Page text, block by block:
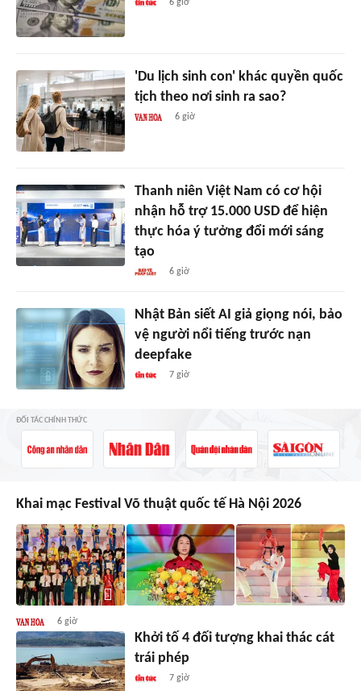
6 giờ
'Du lịch sinh con' khác quyền quốc
tịch theo nơi sinh ra sao?
6 giờ
Thanh niên Việt Nam có cơ hội
nhận hỗ trợ 15.000 USD để hiện
thực hóa ý tưởng đổi mới sáng
tạo
6 giờ
Nhật Bản siết AI giả giọng nói, bảo
vệ người nổi tiếng trước nạn
deepfake
7 giờ
ĐỐI TÁC CHÍNH THỨC
Khai mạc Festival Võ thuật quốc tế Hà Nội 2026
6 giờ
Khởi tố 4 đối tượng khai thác cát
trái phép
7 giờ